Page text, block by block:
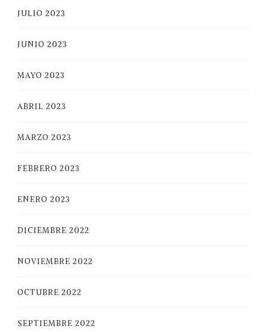
JULIO 2023
JUNIO 2023
MAYO 2023
ABRIL 2023
MARZO 2023
FEBRERO 2023
ENERO 2023
DICIEMBRE 2022
NOVIEMBRE 2022
OCTUBRE 2022
SEPTIEMBRE 2022